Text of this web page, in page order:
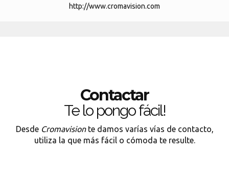
http://www.cromavision.com
Contactar
Te lo pongo fácil!
Desde Cromavisionte damos varías vías de contacto,
utiliza la que más fácil o cómoda te resulte.